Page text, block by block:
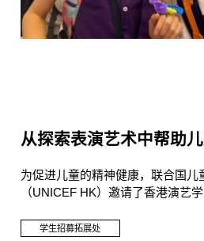
从探索表演艺术中帮助
为促进儿童的精神健康，联合国儿
（UNICEF HK）邀请了香港演艺学
学生招募拓展处